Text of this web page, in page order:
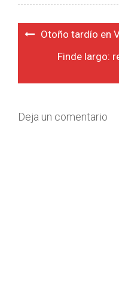
Navegación
Otoño tardío en
Finde largo:
Deja un comentario